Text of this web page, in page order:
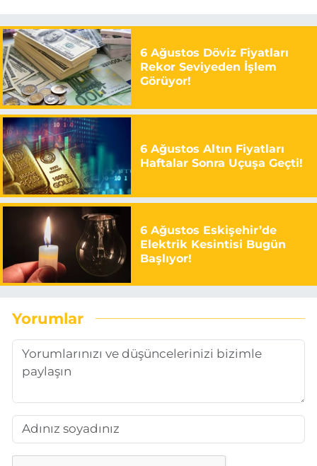
6 Ağustos Döviz Fiyatları
Rekor Seviyeden İşlem
Görüyor!
6 Ağustos Altın Fiyatları
Haftalar Sonra Uçuşa Geçti!
6 Ağustos Eskişehir’de
Elektrik Kesintisi Bugün
Başlıyor!
Yorumlar